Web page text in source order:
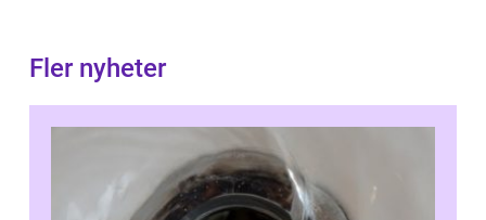
Fler nyheter